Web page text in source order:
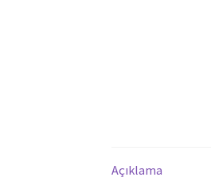
Açıklama